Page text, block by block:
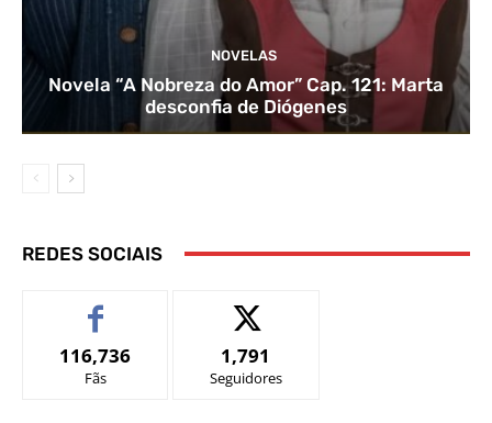
NOVELAS
Novela “A Nobreza do Amor” Cap. 121: Marta
desconfia de Diógenes
REDES SOCIAIS
116,736
Fãs
1,791
Seguidores